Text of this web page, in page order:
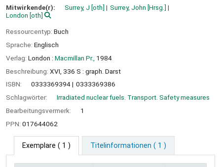
Mitwirkende(r): Surrey, J [oth] Surrey, John [Hrsg.]
London [oth]
Ressourcentyp: Buch
Sprache: Englisch
Verlag: London : Macmillan Pr., 1984
Beschreibung: XVI, 336 S : graph. Darst
ISBN:
0333369394
0333369386
Schlagwörter:
Irradiated nuclear fuels. Transport. Safety measures
Bearbeitungsvermerk:
1
PPN: 017644062
Exemplare ( 1 ) Titelinformationen ( 1 )